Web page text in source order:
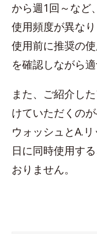
から週1回～など
使用頻度が異なり
使用前に推奨の
を確認しながら
また、ご紹介し
けていただくの
ウォッシュとA.
日に同時使用す
おりません。